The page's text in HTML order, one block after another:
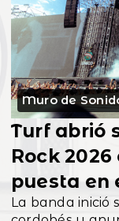
Muro de
Turf abrió
Rock
puesta en
La banda inició